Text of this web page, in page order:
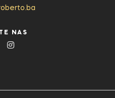
NAS